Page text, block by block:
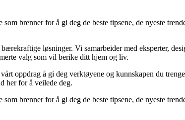
brenner for å gi deg de beste tipsene, de nyeste
løsninger. Vi samarbeider med eksperter,
valg som vil berike ditt hjem og liv.
oppdrag å gi deg verktøyene og kunnskapen du
her for å veilede deg.
brenner for å gi deg de beste tipsene, de nyeste